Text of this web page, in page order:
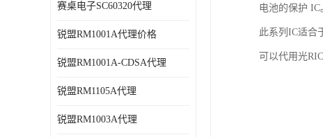
赛桌电子SC60320代理
锐盟RM1001A代理价格
锐盟RM1001A-CDSA代理
锐盟RM1105A代理
锐盟RM1003A代理
电池的保护 IC
此系列IC适合
可以代用光